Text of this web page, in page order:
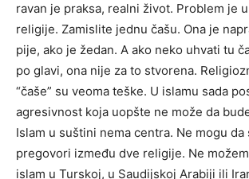
ravan je praksa, realni život. Problem je
religije. Zamislite jednu čašu. Ona je
pije, ako je žedan. A ako neko uhvati tu
po glavi, ona nije za to stvorena.
“čaše” su veoma teške. U islamu sada
agresivnost koja uopšte ne može da
Islam u suštini nema centra. Ne mogu da
pregovori između dve religije. Ne
islam u Turskoj, u Saudijskoj Arabiji ili